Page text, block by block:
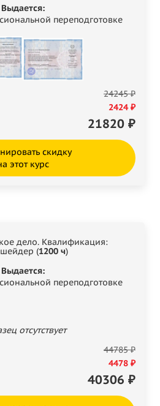
Выдается:
переподготовке
24245 ₽
2424 ₽
21820 ₽
скидку
этот курс
дело. Квалификация:
(1200 ч)
Выдается:
переподготовке
отсутствует
44785 ₽
4478 ₽
40306 ₽